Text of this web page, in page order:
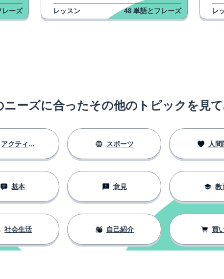
レーズ レッスン 48 単語とフレーズ レ
ニーズに合ったその他のトピックを見
アクティビティ スポーツ 人
基本 意見 教
社会生活 自己紹介 買